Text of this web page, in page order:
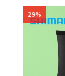
29%